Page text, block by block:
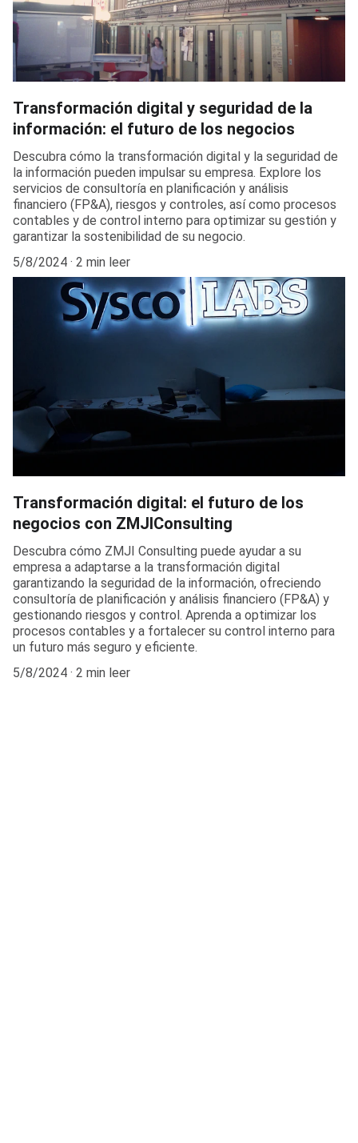
Transformación digital y seguridad de la
información: el futuro de los negocios
Descubra cómo la transformación digital y la seguridad de
la información pueden impulsar su empresa. Explore los
servicios de consultoría en planificación y análisis
financiero (FP&A), riesgos y controles, así como procesos
contables y de control interno para optimizar su gestión y
garantizar la sostenibilidad de su negocio.
5/8/2024 2 min leer
Transformación digital: el futuro de los
negocios con ZMJIConsulting
Descubra cómo ZMJI Consulting puede ayudar a su
empresa a adaptarse a la transformación digital
garantizando la seguridad de la información, ofreciendo
consultoría de planificación y análisis financiero (FP&A) y
gestionando riesgos y control. Aprenda a optimizar los
procesos contables y a fortalecer su control interno para
un futuro más seguro y eficiente.
5/8/2024 2 min leer